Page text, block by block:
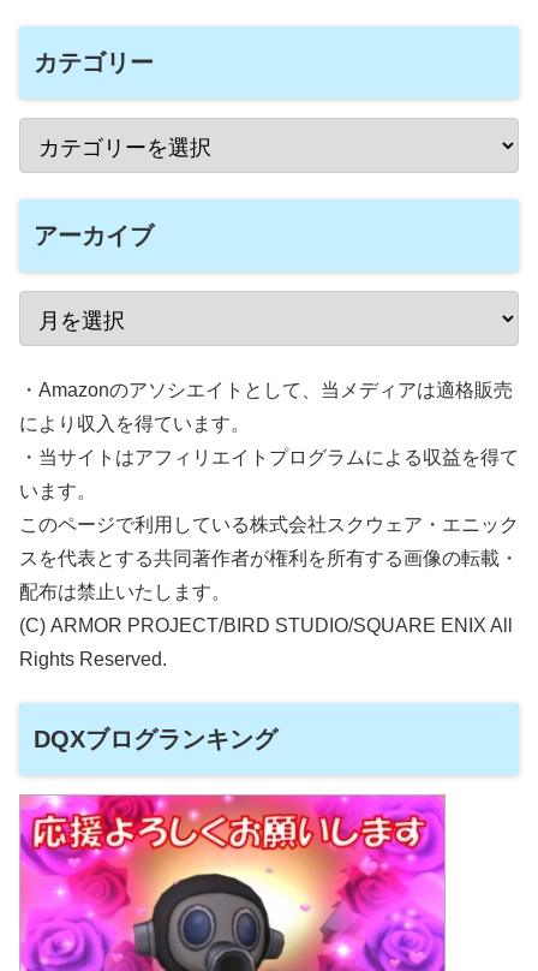
カテゴリー
アーカイブ
・Amazonのアソシエイトとして、当メディアは適格販売
により収入を得ています。
・当サイトはアフィリエイトプログラムによる収益を得て
います。
このページで利用している株式会社スクウェア・エニック
スを代表とする共同著作者が権利を所有する画像の転載・
配布は禁止いたします。
(C) ARMOR PROJECT/BIRD STUDIO/SQUARE ENIX All
Rights Reserved.
DQXブログランキング